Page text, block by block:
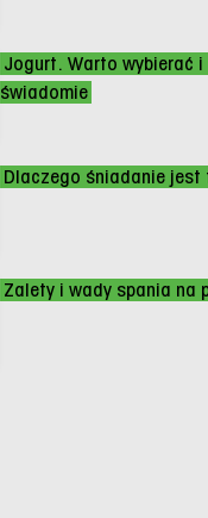
Jogurt. Warto wybierać i
świadomie
Dlaczego śniadanie jest
Zalety i wady spania na